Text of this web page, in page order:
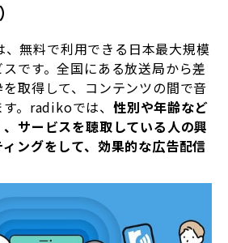
無料で利用できる日本最大規模
です。全国にある放送局から差
取得して、コンテンツの間で音
。radikoでは、 性別や年齢など
サービスを聴取している人の興
ングをして、効果的な広告配信